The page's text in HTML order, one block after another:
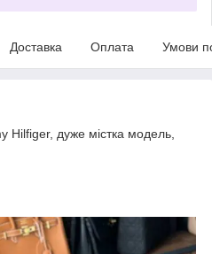
Доставка Оплата Умови
Hilfiger, дуже містка модель,